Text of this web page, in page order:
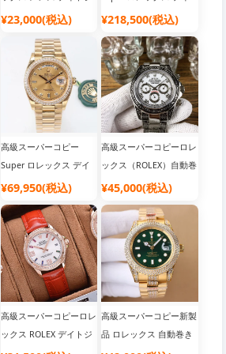
ャスト 2813 ムーブメン
¥23,000(税込)
トジャスト 自動巻き 時
ランド腕時計 おすすめ
¥218,500(税込)
高級スーパーコピー
Super ロレックス デイ
デイト36 男女兼用
搭載|ブランド腕時計 お
すすめ
¥69,950(税込)
高級スーパーコピーロレ
ックス（ROLEX）自動巻
き メンズ デイトナ コピ
メンズ ブランド
¥45,000(税込)
高級スーパーコピーロレ
ックス ROLEX デイトジ
高級スーパーコピー新製
品 ロレックス 自動巻き